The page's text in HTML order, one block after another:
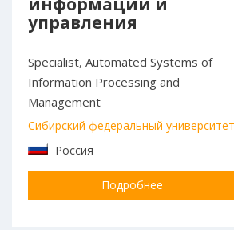
управления
Specialist, Automated Systems of
Information Processing and
Management
Сибирский федеральный университет
Россия
Подробнее